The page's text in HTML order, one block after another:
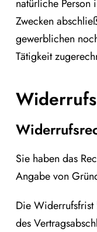
natürliche Person
Zwecken
gewerblichen
Tätigkeit
Sie haben das
Angabe von
Die Widerrufsfrist
des